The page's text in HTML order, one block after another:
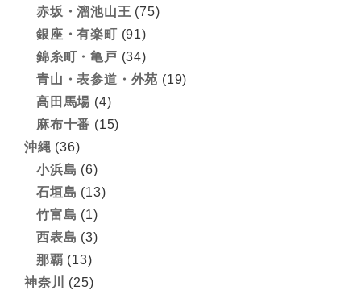
赤坂・溜池山王 (75)
銀座・有楽町 (91)
錦糸町・亀戸 (34)
青山・表参道・外苑 (19)
高田馬場 (4)
麻布十番 (15)
沖縄 (36)
小浜島 (6)
石垣島 (13)
竹富島 (1)
西表島 (3)
那覇 (13)
神奈川
(25)